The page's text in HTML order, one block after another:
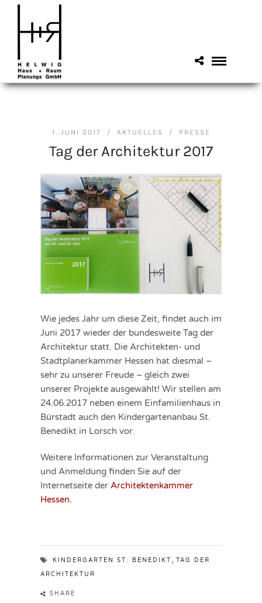
1. JUNI 2017 / AKTUELLES / PRESSE
Tag der Architektur 2017
Wie jedes Jahr um diese Zeit, findet auch im
Juni 2017 wieder der bundesweite Tag der
Architektur statt. Die Architekten- und
Stadtplanerkammer Hessen hat diesmal –
sehr zu unserer Freude – gleich zwei
unserer Projekte ausgewählt! Wir stellen am
24.06.2017 neben einem Einfamilienhaus in
Bürstadt auch den Kindergartenanbau St.
Benedikt in Lorsch vor.
Weitere Informationen zur Veranstaltung
und Anmeldung finden Sie auf der
Internetseite der Architektenkammer
Hessen.
KINDERGARTEN ST. BENEDIKT , TAG DER
ARCHITEKTUR
SHARE